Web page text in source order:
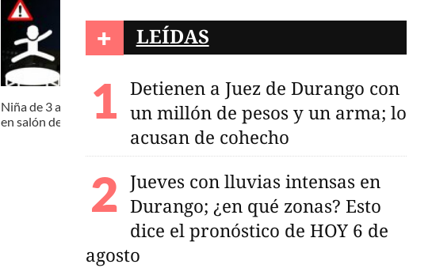
Niña de 3 años cae de un trampolín
en salón de eventos de La Ferrería
+ LEÍDAS
Detienen a Juez de Durango con
un millón de pesos y un arma; lo
acusan de cohecho
Jueves con lluvias intensas en
Durango; ¿en qué zonas? Esto
dice el pronóstico de HOY 6 de
agosto